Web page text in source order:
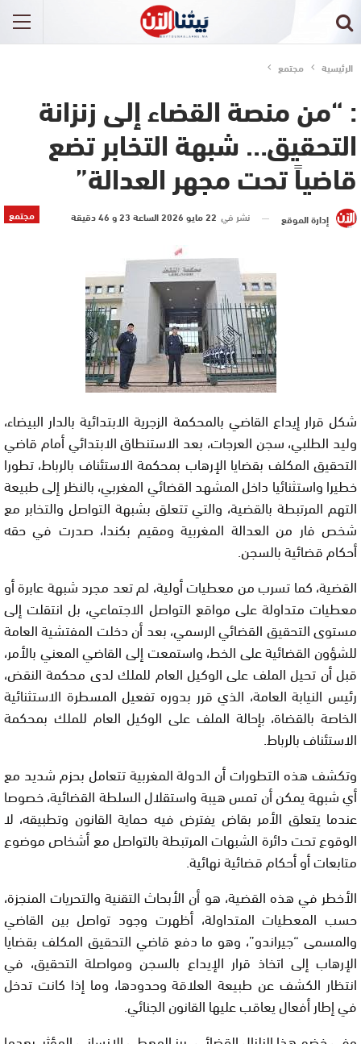
الرئيسية مجتمع
: “من منصة القضاء إلى زنزانة
التحقيق… شبهة التخابر تضع
قاضياً تحت مجهر العدالة”
مجتمع إدارة الموقع نشر في 22 مايو 2026 الساعة 23 و 46 دقيقة
شكل قرار إيداع القاضي بالمحكمة الزجرية الابتدائية بالدار البيضاء،
وليد الطلبي، سجن العرجات، بعد الاستنطاق الابتدائي أمام قاضي
التحقيق المكلف بقضايا الإرهاب بمحكمة الاستئناف بالرباط، تطورا
خطيرا واستثنائيا داخل المشهد القضائي المغربي، بالنظر إلى طبيعة
التهم المرتبطة بالقضية، والتي تتعلق بشبهة التواصل والتخابر مع
شخص فار من العدالة المغربية ومقيم بكندا، صدرت في حقه
أحكام قضائية بالسجن.
القضية، كما تسرب من معطيات أولية، لم تعد مجرد شبهة عابرة أو
معطيات متداولة على مواقع التواصل الاجتماعي، بل انتقلت إلى
مستوى التحقيق القضائي الرسمي، بعد أن دخلت المفتشية العامة
للشؤون القضائية على الخط، واستمعت إلى القاضي المعني بالأمر،
قبل أن تحيل الملف على الوكيل العام للملك لدى محكمة النقض،
رئيس النيابة العامة، الذي قرر بدوره تفعيل المسطرة الاستثنائية
الخاصة بالقضاة، بإحالة الملف على الوكيل العام للملك بمحكمة
الاستئناف بالرباط.
وتكشف هذه التطورات أن الدولة المغربية تتعامل بحزم شديد مع
أي شبهة يمكن أن تمس هيبة واستقلال السلطة القضائية، خصوصا
عندما يتعلق الأمر بقاض يفترض فيه حماية القانون وتطبيقه، لا
الوقوع تحت دائرة الشبهات المرتبطة بالتواصل مع أشخاص موضوع
متابعات أو أحكام قضائية نهائية.
الأخطر في هذه القضية، هو أن الأبحاث التقنية والتحريات المنجزة،
حسب المعطيات المتداولة، أظهرت وجود تواصل بين القاضي
والمسمى “جيراندو”، وهو ما دفع قاضي التحقيق المكلف بقضايا
الإرهاب إلى اتخاذ قرار الإيداع بالسجن ومواصلة التحقيق، في
انتظار الكشف عن طبيعة العلاقة وحدودها، وما إذا كانت تدخل
في إطار أفعال يعاقب عليها القانون الجنائي.